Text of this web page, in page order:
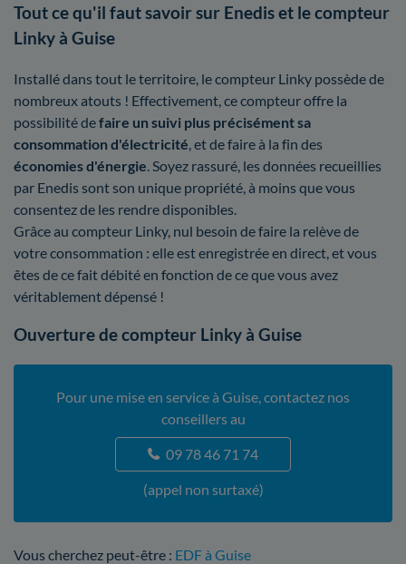
Tout ce qu'il faut savoir sur Enedis et le compteur
Linky à Guise
Installé dans tout le territoire, le compteur Linky possède de
nombreux atouts ! Effectivement, ce compteur offre la
possibilité defaire un suivi plus précisément sa
consommation d'électricité , et de faire à la fin des
économies d'énergie . Soyez rassuré, les données recueillies
par Enedis sont son unique propriété, à moins que vous
consentez de les rendre disponibles.
Grâce au compteur Linky, nul besoin de faire la relève de
votre consommation : elle est enregistrée en direct, et vous
êtes de ce fait débité en fonction de ce que vous avez
véritablement dépensé !
Ouverture de compteur Linky à Guise
Pour une mise en service à Guise, contactez nos
conseillers au
09 78 46 71 74
(appel non surtaxé)
Vous cherchez peut-être : EDF à Guise